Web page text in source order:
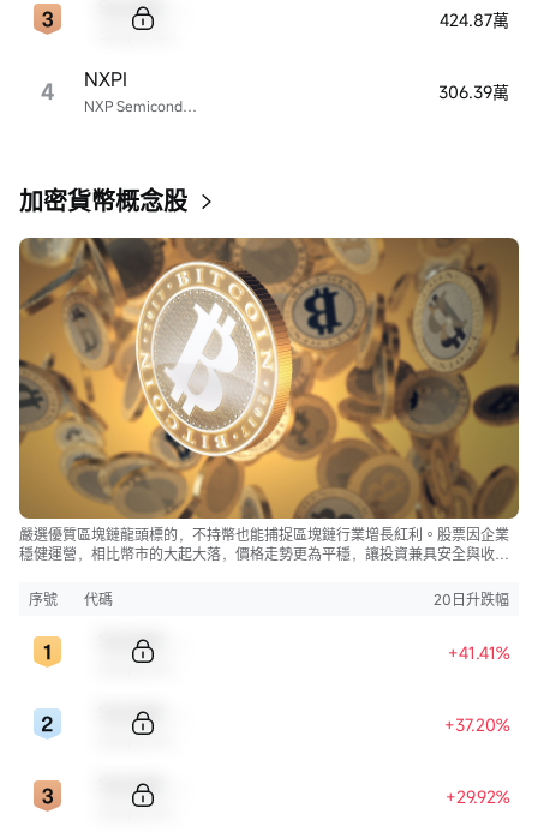
424.87萬
4 NXP Semiconductors
NXPI 306.39萬
加密貨幣概念股
嚴選優質區塊鏈龍頭標的，不持幣也能捕捉區塊鏈行業增長紅利。股票因企業
穩健運營，相比幣市的大起大落，價格走勢更為平穩，讓投資兼具安全與收
序號
代碼 20日升跌幅
+41.41%
+37.20%
+29.92%